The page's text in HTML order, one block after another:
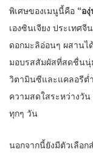
พิเศษของเมนูนี้คือ “อ
เองซินเจียง ประเทศ
ดอกมะลิอ่อนๆ ผสานไ
มอบรสสัมผัสที่สดชื่นนุ่
วิตามินซีและแคลอรีต่
ความสดใสระหว่างวั
ทุกๆ วัน
นอกจากนี้ยังมีตัวเลือ